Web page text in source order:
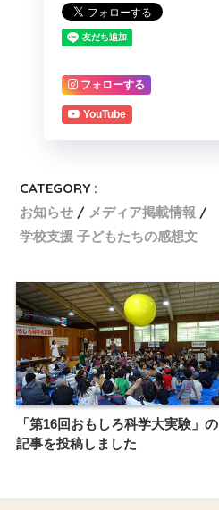
フォローする
YouTube
CATEGORY :
お知らせ
メディア掲載情報
学校支援 子どもたちの感想文
「第16回おもしろ科学大実験」の
記事を投稿しました